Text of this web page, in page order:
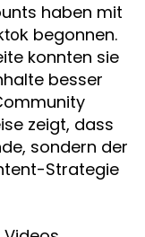
haben mit
begonnen.
konnten sie
besser
zeigt, dass
sondern der
Strategie